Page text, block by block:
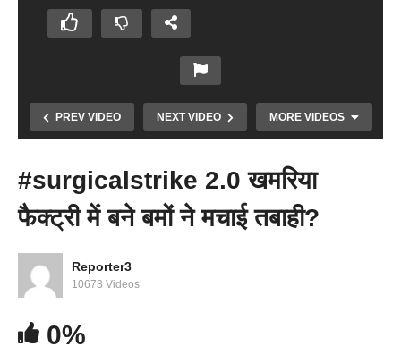
PREV VIDEO NEXT VIDEO MORE VIDEOS
80 मूक जानवरों की बचाई जान
#surgicalstrike 2.0 खमरिया
फैक्ट्री में बने बमों ने मचाई तबाही?
Reporter3
10673 Videos
0%